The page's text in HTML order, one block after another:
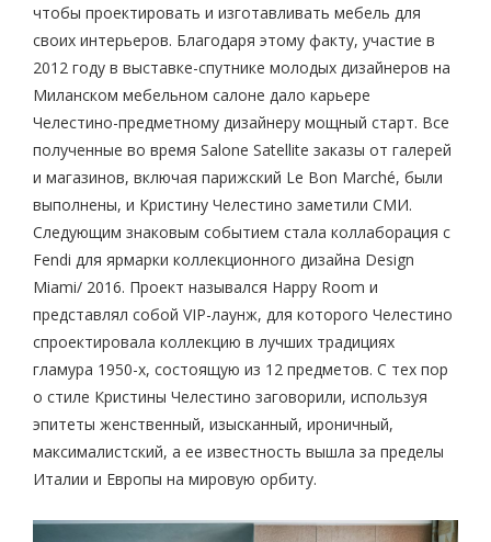
чтобы проектировать и изготавливать мебель для
своих интерьеров. Благодаря этому факту, участие в
2012 году в выставке-спутнике молодых дизайнеров на
Миланском мебельном салоне дало карьере
Челестино-предметному дизайнеру мощный старт. Все
полученные во время Salone Satellite заказы от галерей
и магазинов, включая парижский Le Bon Marché, были
выполнены, и Кристину Челестино заметили СМИ.
Следующим знаковым событием стала коллаборация с
Fendi для ярмарки коллекционного дизайна Design
Miami/ 2016. Проект назывался Happy Room и
представлял собой VIP-лаунж, для которого Челестино
спроектировала коллекцию в лучших традициях
гламура 1950-х, состоящую из 12 предметов. С тех пор
о стиле Кристины Челестино заговорили, используя
эпитеты женственный, изысканный, ироничный,
максималистский, а ее известность вышла за пределы
Италии и Европы на мировую орбиту.